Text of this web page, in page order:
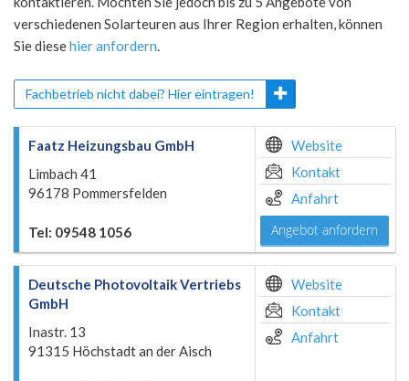
verschiedenen Solarteuren aus Ihrer Region erhalten, können
Sie diesehier anfordern.
Fachbetrieb nicht dabei? Hier eintragen!
Faatz Heizungsbau GmbH
Limbach 41
96178 Pommersfelden
Tel: 09548 1056
Website
Kontakt
Anfahrt
Angebot anfordern
Deutsche Photovoltaik Vertriebs
GmbH
Inastr. 13
91315 Höchstadt an der Aisch
Website
Kontakt
Anfahrt